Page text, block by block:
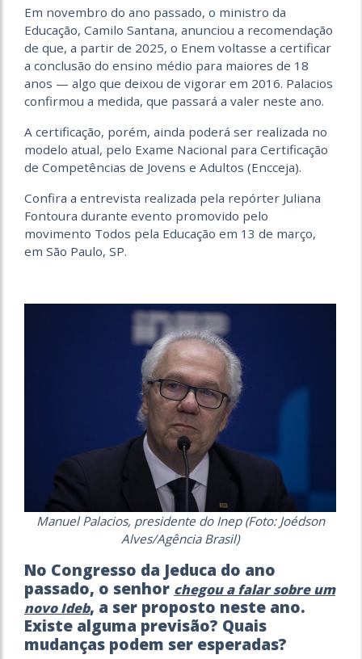
Em novembro do ano passado, o ministro da
Educação, Camilo Santana, anunciou a recomendação
de que, a partir de 2025, o Enem voltasse a certificar
a conclusão do ensino médio para maiores de 18
anos — algo que deixou de vigorar em 2016. Palacios
confirmou a medida, que passará a valer neste ano.
A certificação, porém, ainda poderá ser realizada no
modelo atual, pelo Exame Nacional para Certificação
de Competências de Jovens e Adultos (Encceja).
Confira a entrevista realizada pela repórter Juliana
Fontoura durante evento promovido pelo
movimento Todos pela Educação em 13 de março,
em São Paulo, SP.
Manuel Palacios, presidente do Inep (Foto: Joédson
Alves/Agência Brasil)
No Congresso da Jeduca do ano
passado, o senhor chegou a falar sobre um
novo Ideb, a ser proposto neste ano.
Existe alguma previsão? Quais
mudanças podem ser esperadas?